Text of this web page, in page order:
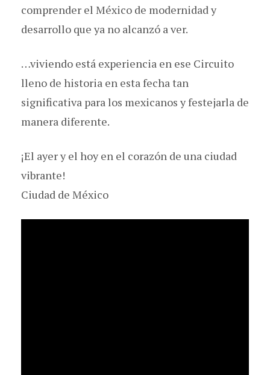
comprender el México de modernidad y
desarrollo que ya no alcanzó a ver.
…viviendo está experiencia en ese Circuito
lleno de historia en esta fecha tan
significativa para los mexicanos y festejarla de
manera diferente.
¡El ayer y el hoy en el corazón de una ciudad
vibrante!
Ciudad de México